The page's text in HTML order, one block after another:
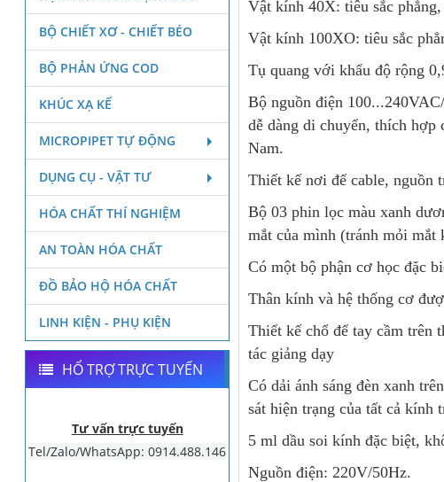
Vật kính 40X: tiêu sắc
Vật kính 100XO: tiêu sắc
Tụ quang với khẩu độ rộng
Bộ nguồn điện
dễ dàng di chuyển, thích
Nam.
Thiết kế nơi để cable, nguồn
Bộ 03 phin lọc màu xanh
mắt của mình (tránh mỏi mắt
Có một bộ phận cơ học đặc
Thân kính và hệ thống cơ
Thiết kế chổ để tay cầm trên
tác giảng dạy
Có dải ánh sáng đèn xanh
sát hiện trạng của tất cả kính
5 ml dầu soi kính đặc biệt,
Nguồn điện: 220V/50Hz.
BỘ CHIẾT XƠ - CHIẾT BÉO
BỘ PHẢN ỨNG COD
KHÚC XẠ KẾ
MICROPIPET TỰ ĐỘNG
DỤNG CỤ - VẬT TƯ
HÓA CHẤT THÍ NGHIỆM
AN TOÀN HÓA CHẤT
ĐỒ BẢO HỘ HÓA CHẤT
LINH KIỆN - PHỤ KIỆN
HỔ TRỢ TRỰC TUYẾN
Tư vấn trực tuyến
Tel/Zalo/WhatsApp: 0914.488.146